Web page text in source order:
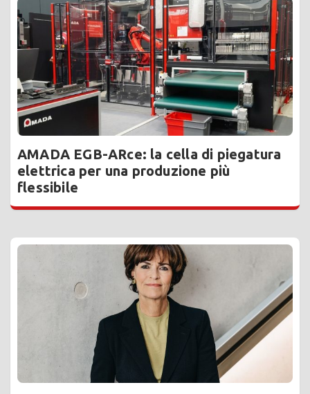
AMADA EGB-ARce: la cella di piegatura
elettrica per una produzione più
flessibile